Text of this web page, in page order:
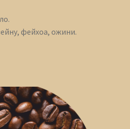
фейхоа, ожини.